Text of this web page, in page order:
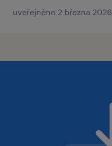
uveřejněno 2 března 2026